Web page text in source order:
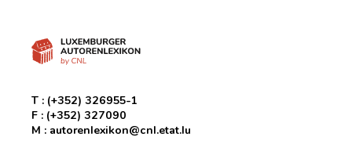
T : (+352) 326955-1
F : (+352) 327090
M : autorenlexikon@cnl.etat.lu